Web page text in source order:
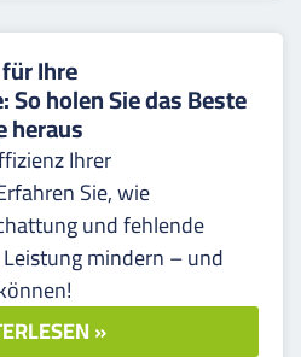
Ihre
holen Sie das Beste
heraus
Ihrer
Sie, wie
und fehlende
mindern – und
»